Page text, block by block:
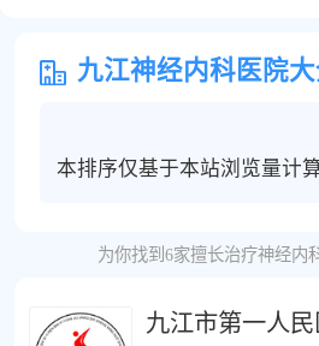
九江神经内科医院
本排序仅基于本站浏览量计
或挂号服务。
为你找到6家擅长治疗神经内
九江市第一人